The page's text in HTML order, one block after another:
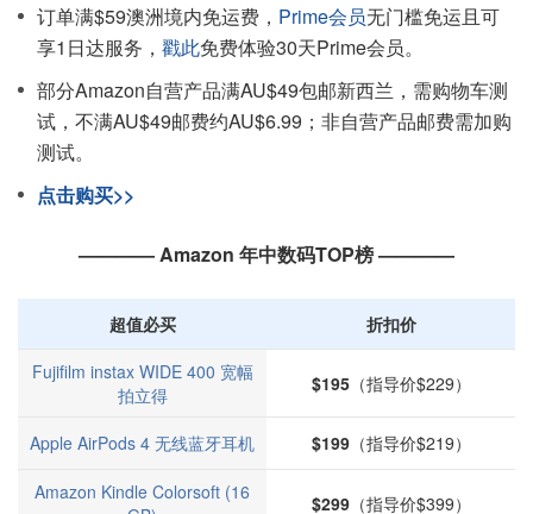
订单满$59澳洲境内免运费， Prime会员无门槛免运且可
享1日达服务， 戳此免费体验30天Prime会员。
部分Amazon自营产品满AU$49包邮新西兰，需购物车测
试，不满AU$49邮费约AU$6.99；非自营产品邮费需加购
测试。
点击购买>>
———— Amazon 年中数码TOP榜 ————
超值必买
折扣价
Fujifilm instax WIDE 400 宽幅
拍立得
$195（指导价$229）
Apple AirPods 4 无线蓝牙耳机 $199（指导价$219）
Amazon Kindle Colorsoft (16
$299（指导价$399）